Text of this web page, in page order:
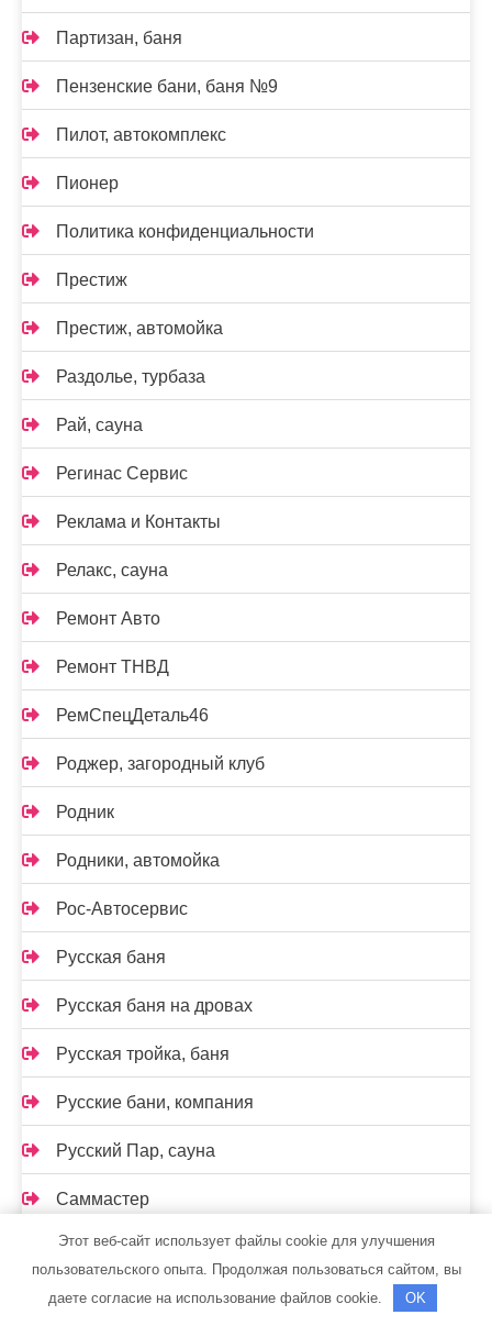
Партизан, баня
Пензенские бани, баня №9
Пилот, автокомплекс
Пионер
Политика конфиденциальности
Престиж
Престиж, автомойка
Раздолье, турбаза
Рай, сауна
Регинас Сервис
Реклама и Контакты
Релакс, сауна
Ремонт Авто
Ремонт ТНВД
РемСпецДеталь46
Роджер, загородный клуб
Родник
Родники, автомойка
Рос-Автосервис
Русская баня
Русская баня на дровах
Русская тройка, баня
Русские бани, компания
Русский Пар, сауна
Саммастер
Сатурн, строймаркет
Сауна
Этот веб-сайт использует файлы cookie для улучшения
пользовательского опыта. Продолжая пользоваться сайтом, вы
даете согласие на использование файлов cookie.
OK